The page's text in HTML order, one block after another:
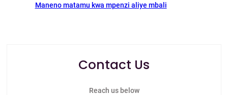
Maneno matamu kwa mpenzi aliye mbali
Contact Us
Reach us below